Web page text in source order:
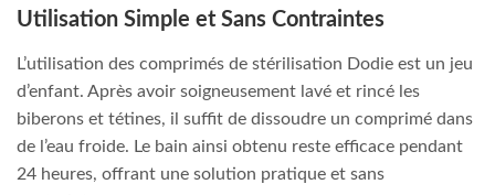
Utilisation Simple et Sans Contraintes
L’utilisation des comprimés de stérilisation Dodie est un jeu
d’enfant. Après avoir soigneusement lavé et rincé les
biberons et tétines, il suffit de dissoudre un comprimé dans
de l’eau froide. Le bain ainsi obtenu reste efficace pendant
24 heures, offrant une solution pratique et sans